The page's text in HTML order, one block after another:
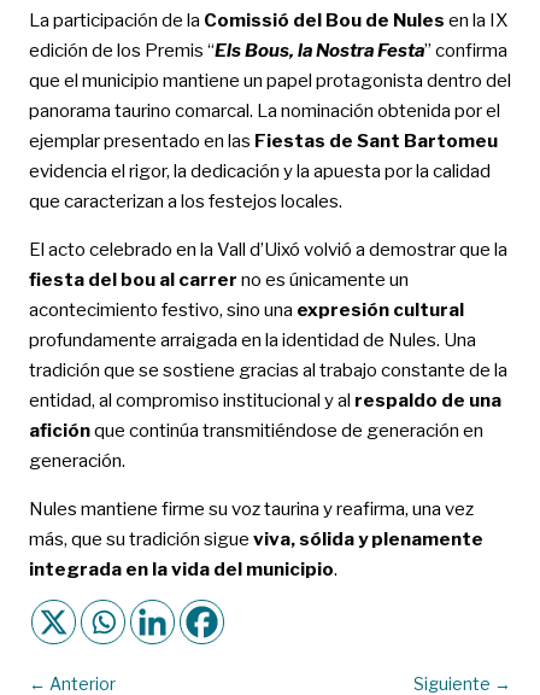
La participación de la Comissió del Bou de Nules en la IX
edición de los Premis “Els Bous, la Nostra Festa” confirma
que el municipio mantiene un papel protagonista dentro del
panorama taurino comarcal. La nominación obtenida por el
ejemplar presentado en las Fiestas de Sant Bartomeu
evidencia el rigor, la dedicación y la apuesta por la calidad
que caracterizan a los festejos locales.
El acto celebrado en la Vall d’Uixó volvió a demostrar que la
fiesta del bou al carrer no es únicamente un
acontecimiento festivo, sino una expresión cultural
profundamente arraigada en la identidad de Nules. Una
tradición que se sostiene gracias al trabajo constante de la
entidad, al compromiso institucional y al respaldo de una
aficiónque continúa transmitiéndose de generación en
generación.
Nules mantiene firme su voz taurina y reafirma, una vez
más, que su tradición sigue viva, sólida y plenamente
integrada en la vida del municipio.
← Anterior Siguiente →